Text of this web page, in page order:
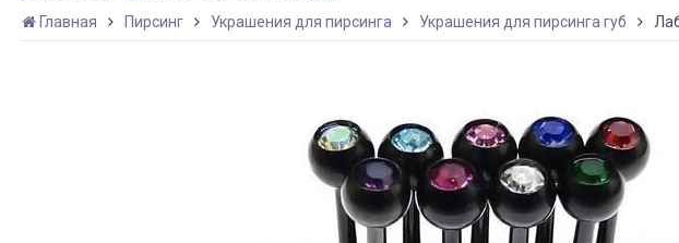
Главная Пирсинг Украшения для пирсинга Украшения для пирсинга губ